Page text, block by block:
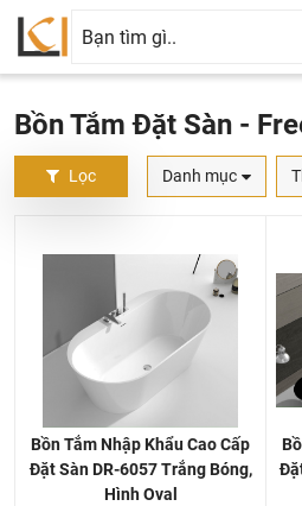
Bồn Tắm Đặt Sàn -
Lọc Danh mục
Bồn Tắm Nhập Khẩu Cao Cấp
Đặt Sàn DR-6057 Trắng Bóng,
Hình Oval